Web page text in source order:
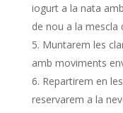
iogurt a la nata
de nou a la mescla
Muntarem les
amb moviments
Repartirem en
reservarem a la